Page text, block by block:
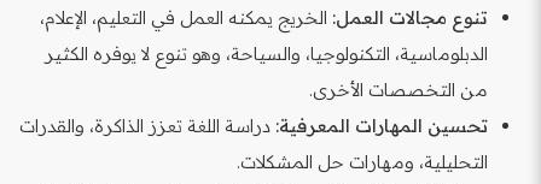
تنوع مجالات العمل: الخريج يمكنه العمل في التعليم، الإعلام،
الدبلوماسية، التكنولوجيا، والسياحة، وهو تنوع لا يوفره الكثير
من التخصصات الأخرى.
تحسين المهارات المعرفية: دراسة اللغة تعزز الذاكرة، والقدرات
التحليلية، ومهارات حل المشكلات.